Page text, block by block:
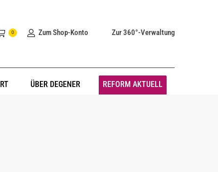
0 Zum Shop-Konto Zur 360°-Verwaltung
ÜBER DEGENER REFORM AKTUELL